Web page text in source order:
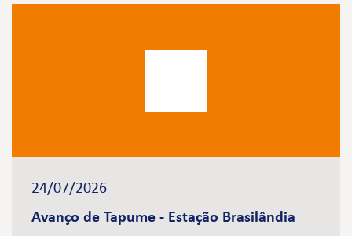
24/07/2026
Avanço de Tapume - Estação Brasilândia